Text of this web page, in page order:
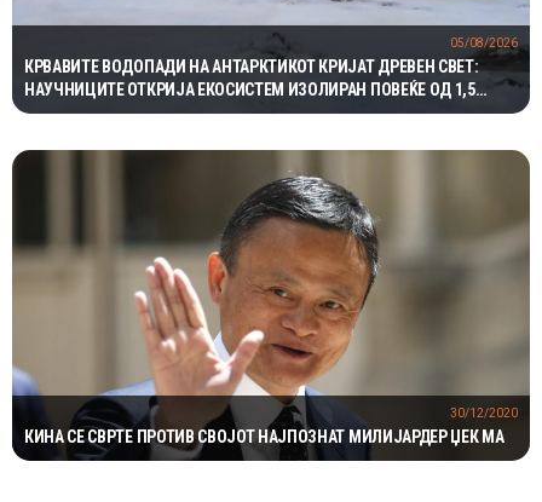
КРВАВИТЕ ВОДОПАДИ НА АНТАРКТИКОТ КРИЈАТ ДРЕВЕН СВЕТ:
НАУЧНИЦИТЕ ОТКРИЈА ЕКОСИСТЕМ ИЗОЛИРАН ПОВЕЌЕ ОД 1,5
МИЛИОНИ ГОДИНИ
05/08/2026
КИНА СЕ СВРТЕ ПРОТИВ СВОЈОТ НАЈПОЗНАТ МИЛИЈАРДЕР ЏЕК МА
30/12/2020